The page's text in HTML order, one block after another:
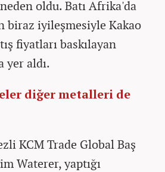
oldu. Batı Afrika'da
biraz iyileşmesiyle Kakao
fiyatları baskılayan
yer aldı.
diğer metalleri de
KCM Trade Global Baş
Waterer, yaptığı